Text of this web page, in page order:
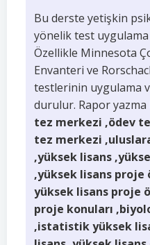
Bu derste yetişkin
yönelik test
Özellikle Minnesota
Envanteri ve
testlerinin uygulama
durulur. Rapor
tez merkezi ,ödev
tez merkezi
,yüksek lisans
,yüksek lisans
yüksek lisans proje
proje konuları
,istatistik yüksek